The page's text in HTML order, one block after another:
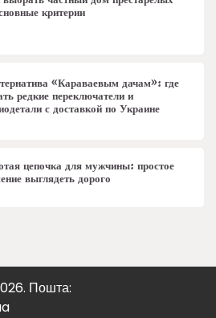
критерии
«Караваевым дачам»: где
редкие переключатели и
с доставкой по Украине
цепочка для мужчины: простое
выглядеть дорого
Пошта: